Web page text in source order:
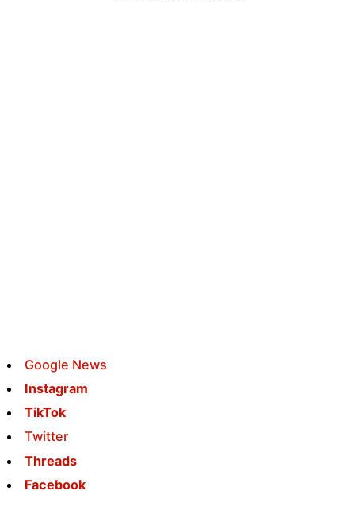
Google News
Instagram
TikTok
Twitter
Threads
Facebook